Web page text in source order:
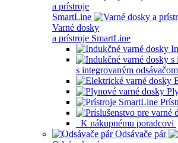
a prístroje
SmartLine
Varné dosky
a prístroje SmartLine
s integrovaným
K nákupnému poradcovi
Odsávače pár